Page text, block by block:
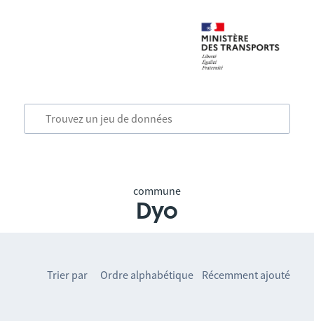
commune
Dyo
Trier par Ordre alphabétique Récemment ajouté